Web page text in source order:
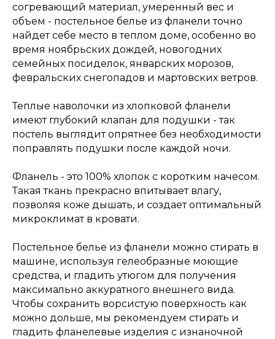
согревающий материал, умеренный вес и
объем - постельное белье из фланели точно
найдет себе место в теплом доме, особенно во
время ноябрьских дождей, новогодних
семейных посиделок, январских морозов,
февральских снегопадов и мартовских ветров.
Теплые наволочки из хлопковой фланели
имеют глубокий клапан для подушки - так
постель выглядит опрятнее без необходимости
поправлять подушки после каждой ночи.
Фланель - это 100% хлопок с коротким начесом.
Такая ткань прекрасно впитывает влагу,
позволяя коже дышать, и создает оптимальный
микроклимат в кровати.
Постельное белье из фланели можно стирать в
машине, используя гелеобразные моющие
средства, и гладить утюгом для получения
максимально аккуратного внешнего вида.
Чтобы сохранить ворсистую поверхность как
можно дольше, мы рекомендуем стирать и
гладить фланелевые изделия с изнаночной